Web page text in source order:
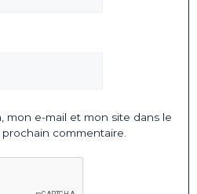
mon e-mail et mon site dans le
commentaire.